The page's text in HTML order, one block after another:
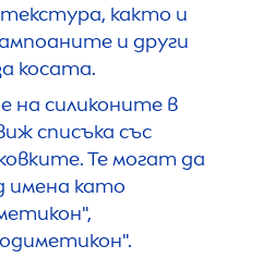
текстура, както и
и други
косата.
на силиконите в
списъка със
Те могат да
имена като